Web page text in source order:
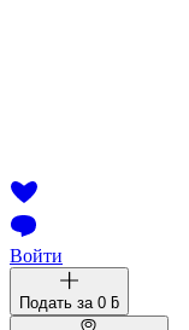
Войти
Подать за 0 ƃ